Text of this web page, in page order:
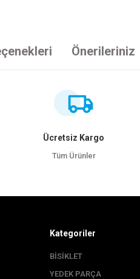
Önerileriniz
Ücretsiz Kargo
Tüm Ürünler
Kategoriler
BİSİKLET
YEDEK PARÇA